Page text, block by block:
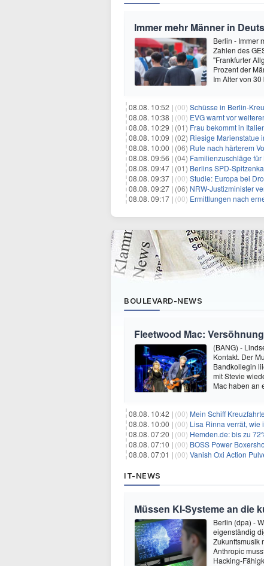
Immer mehr Männer in
Berlin - Immer
Zahlen des
"Frankfurter
Prozent der
Im Alter von
08.08. 10:52 | (00) Schüsse in Berlin-
08.08. 10:38 | (00) EVG warnt vor
08.08. 10:29 | (01) Frau bekommt in
08.08. 10:09 | (02) Riesige Marienstatue
08.08. 10:00 | (06) Rufe nach härterem
08.08. 09:56 | (04) Familienzuschläge
08.08. 09:47 | (01) Berlins SPD-
08.08. 09:37 | (00) Studie: Europa bei
08.08. 09:27 | (06) NRW-Justizminister
08.08. 09:17 | (00) Ermittlungen nach
BOULEVARD-NEWS
Fleetwood Mac:
(BANG) -
Kontakt. Der
Bandkollegin
mit Stevie
Mac haben an
08.08. 10:42 | (00) Mein Schiff
08.08. 10:00 | (00) Lisa Rinna verrät, wie
08.08. 07:20 | (00) Hemden.de: bis zu
08.08. 07:10 | (00) BOSS Power
08.08. 07:01 | (00) Vanish Oxi Action
IT-NEWS
Müssen KI-Systeme an die
Berlin (dpa) -
eigenständig
Zukunftsmusik
Anthropic
Hacking-